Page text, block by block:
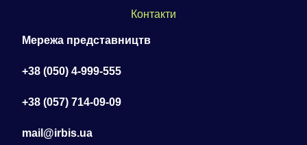
Контакти
Мережа представництв
+38 (050) 4-999-555
+38 (057) 714-09-09
mail@irbis.ua